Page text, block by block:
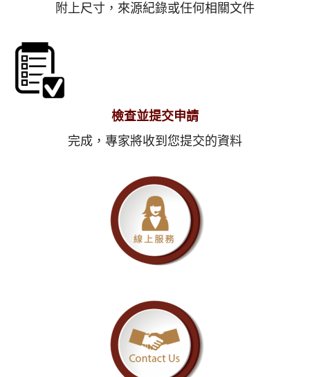
附上尺寸，來源紀錄或任何相關文件
檢查並提交申請
完成，專家將收到您提交的資料